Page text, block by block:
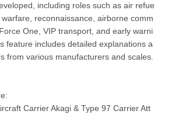
including roles such as air refue
reconnaissance, airborne comm
One, VIP transport, and early warni
feature includes detailed explanations a
from various manufacturers and scales.
Carrier Akagi & Type 97 Carrier Att